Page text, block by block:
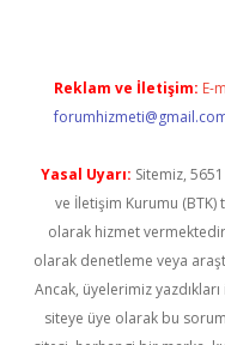
Reklam ve İletişim: E-
Yasal Uyarı: Sitemiz,
ve İletişim Kurumu (BTK)
olarak hizmet
olarak denetleme veya
Ancak, üyelerimiz
siteye üye olarak bu